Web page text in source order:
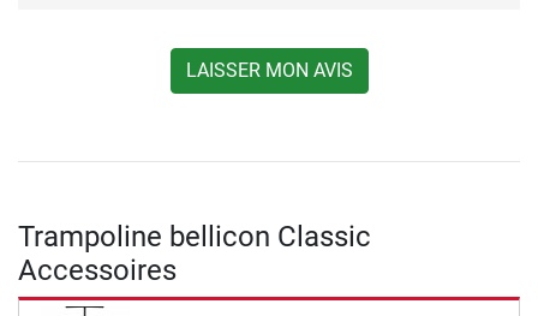
LAISSER MON AVIS
Trampoline bellicon Classic
Accessoires